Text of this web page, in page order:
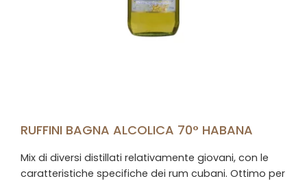
RUFFINI BAGNA ALCOLICA 70° HABANA
Mix di diversi distillati relativamente giovani, con le
caratteristiche specifiche dei rum cubani. Ottimo per